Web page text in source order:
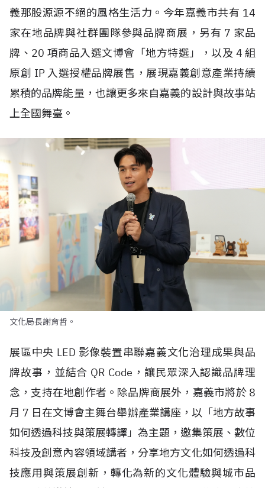
義那股源源不絕的風格生活力。今年嘉義市共有 14
家在地品牌與社群團隊參與品牌商展，另有 7 家品
牌、 20 項商品入選文博會「地方特選」，以及 4 組
原創 IP 入選授權品牌展售，展現嘉義創意產業持續
累積的品牌能量，也讓更多來自嘉義的設計與故事站
上全國舞臺。
文化局長謝育哲。
展區中央 LED 影像裝置串聯嘉義文化治理成果與品
牌故事，並結合 QR Code ，讓民眾深入認識品牌理
念，支持在地創作者。除品牌商展外，嘉義市將於 8
月 7 日在文博會主舞台舉辦產業講座，以「地方故事
如何透過科技與策展轉譯」為主題，邀集策展、數位
科技及創意內容領域講者，分享地方文化如何透過科
技應用與策展創新，轉化為新的文化體驗與城市品